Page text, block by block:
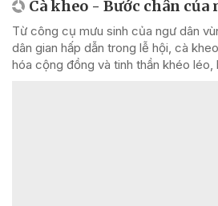
Cà kheo - Bước chân của
Từ công cụ mưu sinh của ngư dân
dân gian hấp dẫn trong lễ hội, cà
hóa cộng đồng và tinh thần khéo